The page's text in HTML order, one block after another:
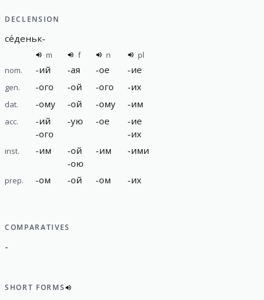
DECLENSION
се́деньк-
m f n
pl
nom.
-ий -ая -ое -ие
gen. -ого -ой -ого -их
dat. -ому -ой -ому -им
acc. -ий
-ого
-ую -ое -ие
-их
inst. -им -ой
-ою
-им -ими
prep. -ом -ой -ом -их
COMPARATIVES
-
SHORT FORMS